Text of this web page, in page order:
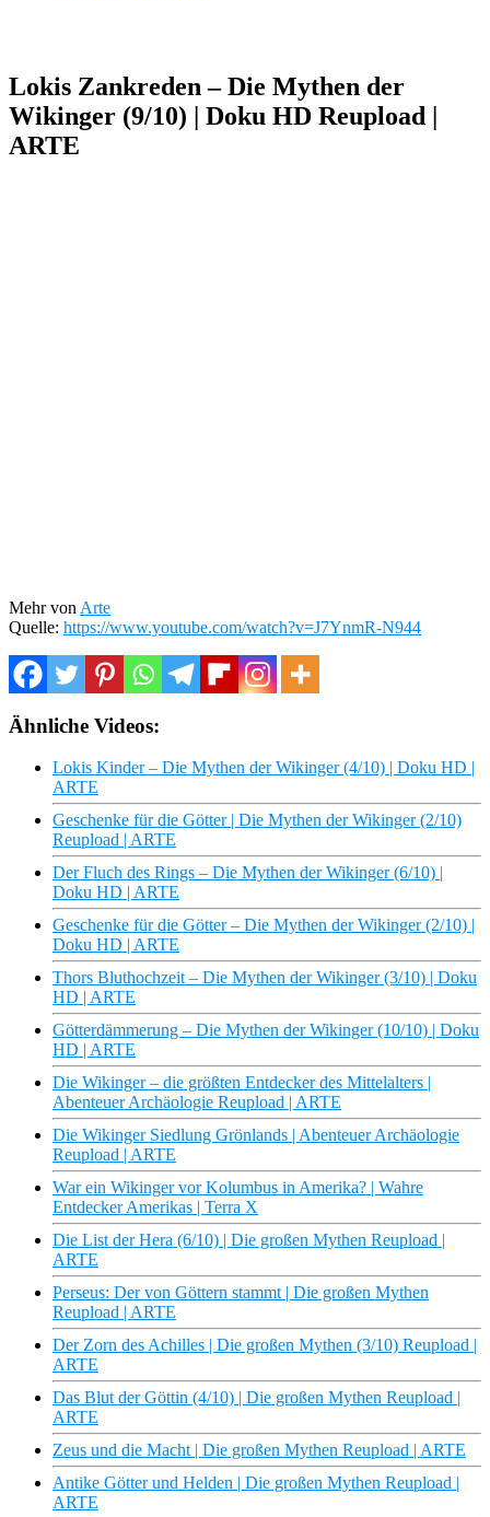
Lokis Zankreden – Die Mythen der
Wikinger (9/10) | Doku HD Reupload |
ARTE
Mehr von Arte
Quelle: https://www.youtube.com/watch?v=J7YnmR-N944
Ähnliche Videos:
Lokis Kinder – Die Mythen der Wikinger (4/10) | Doku HD |
ARTE
Geschenke für die Götter | Die Mythen der Wikinger (2/10)
Reupload | ARTE
Der Fluch des Rings – Die Mythen der Wikinger (6/10) |
Doku HD | ARTE
Geschenke für die Götter – Die Mythen der Wikinger (2/10) |
Doku HD | ARTE
Thors Bluthochzeit – Die Mythen der Wikinger (3/10) | Doku
HD | ARTE
Götterdämmerung – Die Mythen der Wikinger (10/10) | Doku
HD | ARTE
Die Wikinger – die größten Entdecker des Mittelalters |
Abenteuer Archäologie Reupload | ARTE
Die Wikinger Siedlung Grönlands | Abenteuer Archäologie
Reupload | ARTE
War ein Wikinger vor Kolumbus in Amerika? | Wahre
Entdecker Amerikas | Terra X
Die List der Hera (6/10) | Die großen Mythen Reupload |
ARTE
Perseus: Der von Göttern stammt | Die großen Mythen
Reupload | ARTE
Der Zorn des Achilles | Die großen Mythen (3/10) Reupload |
ARTE
Das Blut der Göttin (4/10) | Die großen Mythen Reupload |
ARTE
Zeus und die Macht | Die großen Mythen Reupload | ARTE
Antike Götter und Helden | Die großen Mythen Reupload |
ARTE